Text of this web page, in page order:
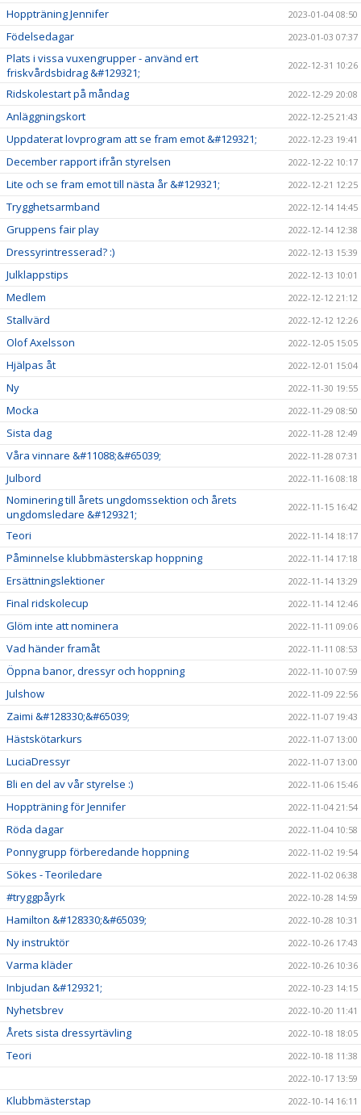
Hoppträning Jennifer 2023-01-04 08:50
Födelsedagar 2023-01-03 07:37
Plats i vissa vuxengrupper - använd ert
friskvårdsbidrag &#129321;
2022-12-31 10:26
Ridskolestart på måndag 2022-12-29 20:08
Anläggningskort 2022-12-25 21:43
Uppdaterat lovprogram att se fram emot &#129321; 2022-12-23 19:41
December rapport ifrån styrelsen 2022-12-22 10:17
Lite och se fram emot till nästa år &#129321; 2022-12-21 12:25
Trygghetsarmband 2022-12-14 14:45
Gruppens fair play 2022-12-14 12:38
Dressyrintresserad? :) 2022-12-13 15:39
Julklappstips 2022-12-13 10:01
Medlem 2022-12-12 21:12
Stallvärd 2022-12-12 12:26
Olof Axelsson 2022-12-05 15:05
Hjälpas åt 2022-12-01 15:04
Ny 2022-11-30 19:55
Mocka 2022-11-29 08:50
Sista dag 2022-11-28 12:49
Våra vinnare &#11088;&#65039; 2022-11-28 07:31
Julbord 2022-11-16 08:18
Nominering till årets ungdomssektion och årets
ungdomsledare &#129321;
2022-11-15 16:42
Teori 2022-11-14 18:17
Påminnelse klubbmästerskap hoppning 2022-11-14 17:18
Ersättningslektioner 2022-11-14 13:29
Final ridskolecup 2022-11-14 12:46
Glöm inte att nominera 2022-11-11 09:06
Vad händer framåt 2022-11-11 08:53
Öppna banor, dressyr och hoppning 2022-11-10 07:59
Julshow 2022-11-09 22:56
Zaimi &#128330;&#65039; 2022-11-07 19:43
Hästskötarkurs 2022-11-07 13:00
LuciaDressyr 2022-11-07 13:00
Bli en del av vår styrelse :) 2022-11-06 15:46
Hoppträning för Jennifer 2022-11-04 21:54
Röda dagar 2022-11-04 10:58
Ponnygrupp förberedande hoppning 2022-11-02 19:54
Sökes - Teoriledare 2022-11-02 06:38
#tryggpåyrk 2022-10-28 14:59
Hamilton &#128330;&#65039; 2022-10-28 10:31
Ny instruktör 2022-10-26 17:43
Varma kläder 2022-10-26 10:36
Inbjudan &#129321; 2022-10-23 14:15
Nyhetsbrev 2022-10-20 11:41
Årets sista dressyrtävling 2022-10-18 18:05
Teori
2022-10-18 11:38
2022-10-17 13:59
Klubbmästerstap 2022-10-14 16:11